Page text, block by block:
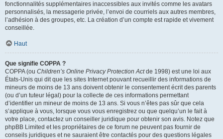
fonctionnalités supplémentaires inaccessibles aux invités comme les avatars
personnalisés, la messagerie privée, l’envoi de courriels aux autres membres,
l’adhésion à des groupes, etc. La création d’un compte est rapide et vivement
conseillée.
Haut
Que signifie COPPA ?
COPPA (ou Children’s Online Privacy Protection Actde 1998) est une loi aux
États-Unis qui dit que les sites Internet pouvant recueillir des informations de
mineurs de moins de 13 ans doivent obtenir le consentement écrit des parents
(ou d’un tuteur légal) pour la collecte de ces informations permettant
d’identifier un mineur de moins de 13 ans. Si vous n’êtes pas sûr que cela
s’applique à vous, lorsque vous vous enregistrez ou que quelqu’un le fait à
votre place, contactez un conseiller juridique pour obtenir son avis. Notez que
phpBB Limited et les propriétaires de ce forum ne peuvent pas fournir de
conseils juridiques et ne sauraient être contactés pour des questions légales